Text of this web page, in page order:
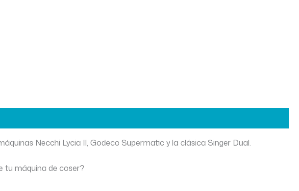
Necchi Lycia II, Godeco Supermatic y la clásica Singer Dual.
tu máquina de coser?